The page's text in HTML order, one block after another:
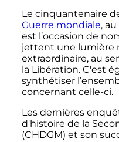
Le cinquantenaire
Guerre mondiale,
est l’occasion de
jettent une lumière
extraordinaire, au
la Libération. C'est
synthétiser
concernant celle-ci.
Les dernières
d'histoire de la
(CHDGM) et son